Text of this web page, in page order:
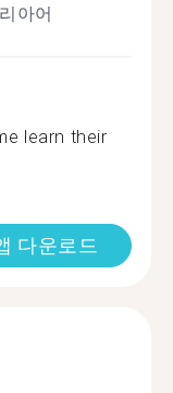
아어
learn their
다운로드